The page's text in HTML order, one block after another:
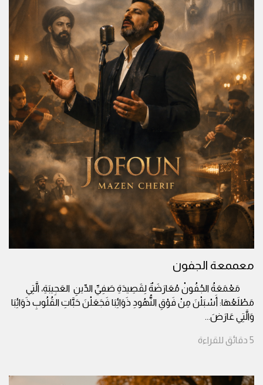
معممعة الجفون
مَعْمَعَةُ الجُفُونْ مُعَارَضَةٌ لِقَصِيدَةِ صَفِيِّ الدِّينِ العَجِيبَةِ، الَّتِي
مَطْلَعُهَا: أَسْبَلْنَ مِنْ فَوْقِ النُّهُودِ ذَوَائِبَا فَجَعَلْنَ حَبَّاتِ القُلُوبِ ذَوَائِبَا
وَالَّتِي عَارَضَ...
5 دقائق للقراءة